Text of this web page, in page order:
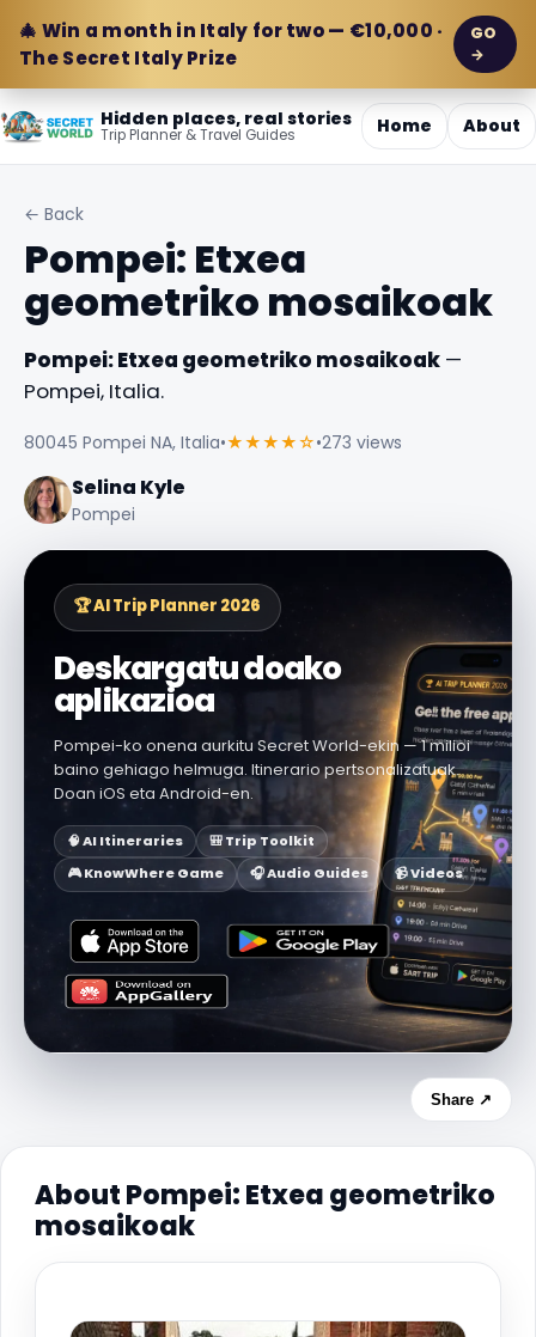
🎄 Win a month in Italy for two — €10,000 ·
The Secret Italy Prize
GO
→
Hidden places, real stories
Trip Planner & Travel Guides Home About
← Back
Pompei: Etxea
geometriko mosaikoak
Pompei: Etxea geometriko mosaikoak —
Pompei, Italia.
80045 Pompei NA, Italia•★★★★☆•273 views
Selina Kyle
Pompei
🏆 AI Trip Planner 2026
Deskargatu doako
aplikazioa
Pompei-ko onena aurkitu Secret World-ekin — 1 milioi
baino gehiago helmuga. Itinerario pertsonalizatuak.
Doan iOS eta Android-en.
🧠 AI Itineraries
🎒 Trip Toolkit
🎮 KnowWhere Game
🎧 Audio Guides 📹 Videos
Share ↗
About Pompei: Etxea geometriko
mosaikoak